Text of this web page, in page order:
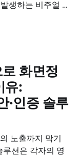
생하는 비주얼 해
과 편의성을 함
화면정
유:
·인증 솔루
노출까지 막기